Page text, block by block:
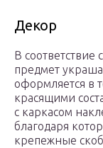
Декор
В
предмет
оформляется в
красящими
с каркасом
благодаря
крепежные